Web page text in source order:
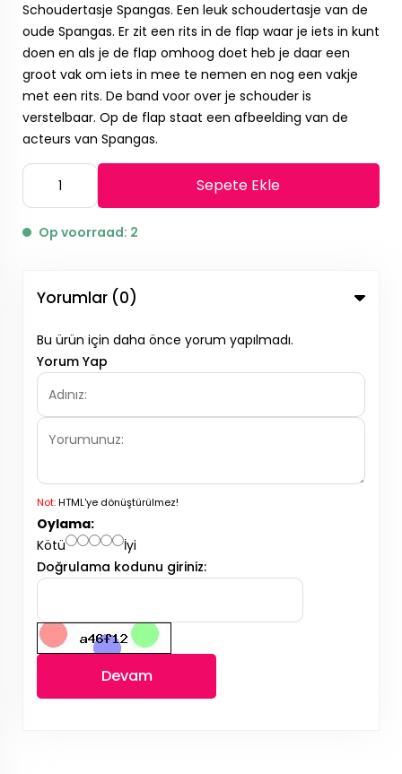
Schoudertasje Spangas. Een leuk schoudertasje van de
oude Spangas. Er zit een rits in de flap waar je iets in kunt
doen en als je de flap omhoog doet heb je daar een
groot vak om iets in mee te nemen en nog een vakje
met een rits. De band voor over je schouder is
verstelbaar. Op de flap staat een afbeelding van de
acteurs van Spangas.
Sepete Ekle
Op voorraad: 2
Yorumlar (0)
Bu ürün için daha önce yorum yapılmadı.
Yorum Yap
Not:HTML'ye dönüştürülmez!
Oylama:
Kötü
İyi
Doğrulama kodunu giriniz:
Devam